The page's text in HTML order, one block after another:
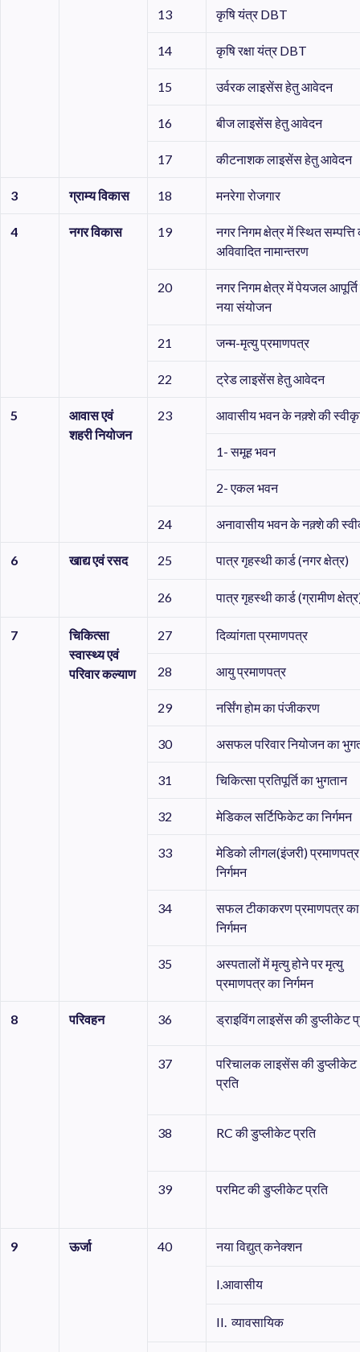
13 कृषि यंत्र DBT
14 कृषि रक्षा यंत्र DBT
15 उर्वरक लाइसेंस हेतु आवेदन
16 बीज लाइसेंस हेतु आवेदन
17 कीटनाशक लाइसेंस हेतु आवेदन
3 ग्राम्यविकास 18 मनरेगा रोजगार
4 नगरविकास 19
नगर निगम क्षेत्र में स्थित सम्पत्ति
अविवादित नामान्तरण
20
नगर निगम क्षेत्र में पेयजल
नया संयोजन
21 जन्म-मृत्यु प्रमाणपत्र
22 ट्रेड लाइसेंस हेतु आवेदन
5 आवासएवं
शहरीनियोजन
23 आवासीय भवन के नक़्शे की
1- समूह भवन
2- एकल भवन
24 अनावासीय भवन के नक़्शे की
6 खाद्यएवंरसद 25 पात्र गृहस्थी कार्ड (नगर क्षेत्र)
26 पात्र गृहस्थी कार्ड (ग्रामीण
7
चिकित्सा
स्वास्थ्यएवं
परिवारकल्याण
27 दिव्यांगता प्रमाणपत्र
28 आयु प्रमाणपत्र
29 नर्सिंग होम का पंजीकरण
30 असफल परिवार नियोजन का
31 चिकित्सा प्रतिपूर्ति का भुगतान
32 मेडिकल सर्टिफिकेट का निर्गमन
33
मेडिको लीगल(इंजरी)
निर्गमन
34
सफल टीकाकरण प्रमाणपत्र का
निर्गमन
35
अस्पतालों में मृत्यु होने पर मृत्यु
प्रमाणपत्र का निर्गमन
8 परिवहन 36 ड्राइविंग लाइसेंस की डुप्लीकेट
37
परिचालक लाइसेंस की डुप्लीकेट
प्रति
38 RC की डुप्लीकेट प्रति
39 परमिट की डुप्लीकेट प्रति
9 ऊर्जा 40 नया विद्युत् कनेक्शन
I.आवासीय
II. व्यावसायिक